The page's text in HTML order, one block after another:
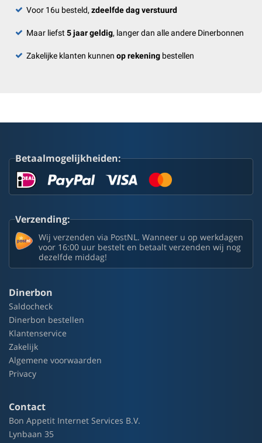
Voor 16u besteld, zdeelfde dag verstuurd
Maar liefst 5 jaar geldig, langer dan alle andere Dinerbonnen
Zakelijke klanten kunnen op rekening bestellen
Betaalmogelijkheiden:
Verzending:
Wij verzenden via PostNL. Wanneer u op werkdagen
voor 16:00 uur bestelt en betaalt verzenden wij nog
dezelfde middag!
Dinerbon
Saldocheck
Dinerbon bestellen
Klantenservice
Zakelijk
Algemene voorwaarden
Privacy
Contact
Bon Appetit Internet Services B.V.
Lynbaan 35